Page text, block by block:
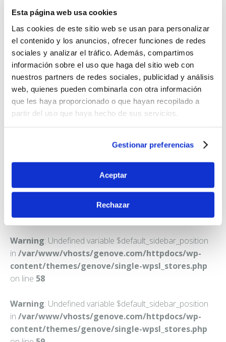
Esta página web usa cookies
Las cookies de este sitio web se usan para personalizar
el contenido y los anuncios, ofrecer funciones de redes
sociales y analizar el tráfico. Además, compartimos
información sobre el uso que haga del sitio web con
nuestros partners de redes sociales, publicidad y análisis
web, quienes pueden combinarla con otra información
que les haya proporcionado o que hayan recopilado a
partir del uso que haya hecho de sus servicios.
Gestionar preferencias
Aceptar
Rechazar
FARMACIA HORRILLO GONZALEZ, MARIA VICTORIA
Teléfono:915274898
Warning: Undefined variable $default_sidebar_position
in /var/www/vhosts/genove.com/httpdocs/wp-
content/themes/genove/single-wpsl_stores.php
on line 58
Warning: Undefined variable $default_sidebar_position
in /var/www/vhosts/genove.com/httpdocs/wp-
content/themes/genove/single-wpsl_stores.php